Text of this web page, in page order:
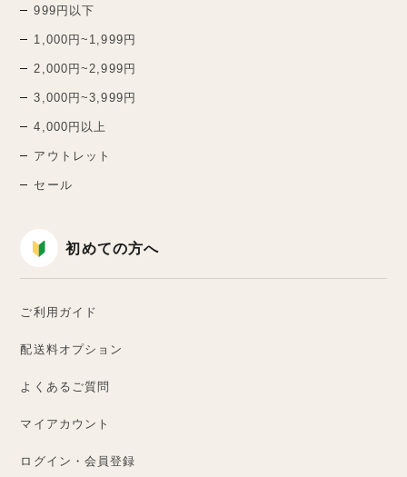
999円以下
1,000円~1,999円
2,000円~2,999円
3,000円~3,999円
4,000円以上
アウトレット
セール
初めての方へ
ご利用ガイド
配送料オプション
よくあるご質問
マイアカウント
ログイン・会員登録